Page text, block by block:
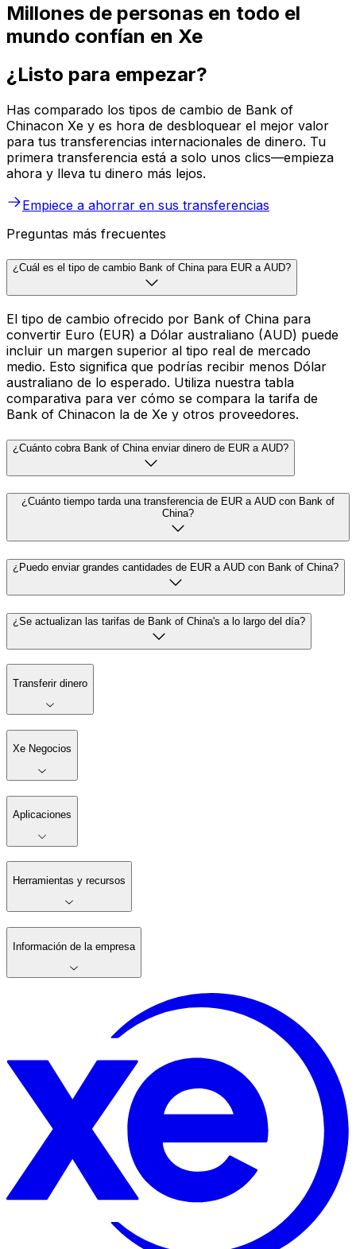
Millones de personas en todo el
mundo confían en Xe
¿Listo para empezar?
Has comparado los tipos de cambio de Bank of
Chinacon Xe y es hora de desbloquear el mejor valor
para tus transferencias internacionales de dinero. Tu
primera transferencia está a solo unos clics—empieza
ahora y lleva tu dinero más lejos.
Empiece a ahorrar en sus transferencias
Preguntas más frecuentes
¿Cuál es el tipo de cambio Bank of China para EUR a AUD?
El tipo de cambio ofrecido por Bank of China para
convertir Euro (EUR) a Dólar australiano (AUD) puede
incluir un margen superior al tipo real de mercado
medio. Esto significa que podrías recibir menos Dólar
australiano de lo esperado. Utiliza nuestra tabla
comparativa para ver cómo se compara la tarifa de
Bank of Chinacon la de Xe y otros proveedores.
¿Cuánto cobra Bank of China enviar dinero de EUR a AUD?
¿Cuánto tiempo tarda una transferencia de EUR a AUD con Bank of
China?
¿Puedo enviar grandes cantidades de EUR a AUD con Bank of China?
¿Se actualizan las tarifas de Bank of China's a lo largo del día?
Transferir dinero
Xe Negocios
Aplicaciones
Herramientas y recursos
Información de la empresa